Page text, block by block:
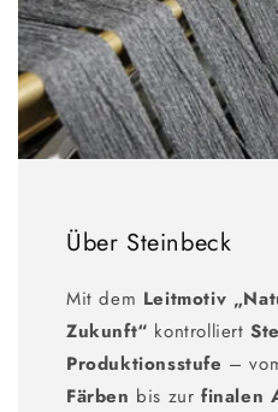
Über Steinbeck
Mit dem Leitmotiv
Zukunft“ kontrolliert
Produktionsstufe –
Färben bis zurfinalen